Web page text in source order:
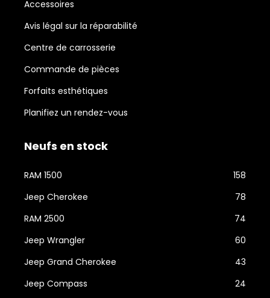
Accessoires
Avis légal sur la réparabilité
Centre de carrosserie
Commande de pièces
Forfaits esthétiques
Planifiez un rendez-vous
Neufs en stock
RAM 1500
158
Jeep Cherokee
78
RAM 2500
74
Jeep Wrangler
60
Jeep Grand Cherokee
43
Jeep Compass
24